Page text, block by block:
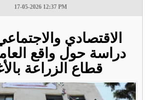
17-05-2026 12:37 PM
الاقتصادي
دراسة حول واقع
قطاع الزراعة